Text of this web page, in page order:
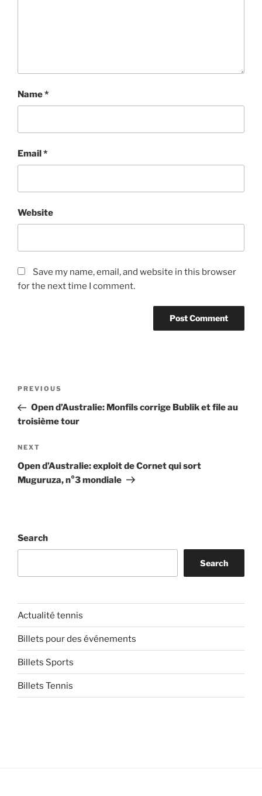
Name*
Email*
Website
Save my name, email, and website in this browser
for the next time I comment.
Previous
Post
PREVIOUS
Open d’Australie: Monfils corrige Bublik et file au
troisième tour
Next
Post
NEXT
Open d’Australie: exploit de Cornet qui sort
Muguruza, n°3 mondiale
Search
Search
Actualité tennis
Billets pour des événements
Billets Sports
Billets Tennis